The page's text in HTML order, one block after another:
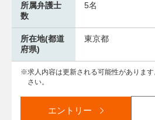
所属弁護士
数
5名
所在地(都道
府県)
東京都
求人内容は更新される可能性がありま
さい。
エントリー